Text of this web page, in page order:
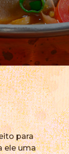
para
ele uma